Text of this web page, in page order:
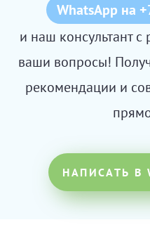
WhatsApp на
и наш консультант с
ваши вопросы!
рекомендации и
НАПИСАТЬ В